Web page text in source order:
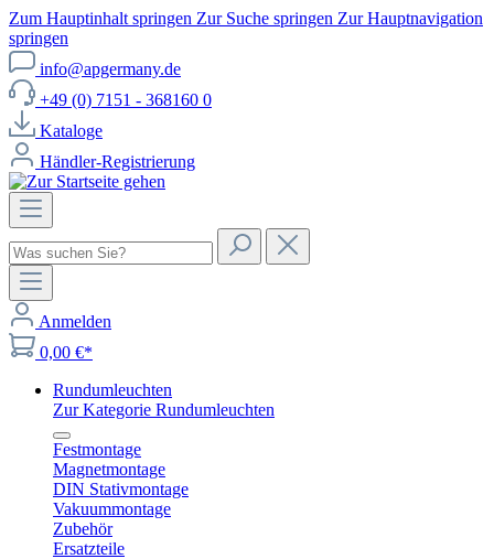
Zum Hauptinhalt springen Zur Suche springen Zur Hauptnavigation
springen
info@apgermany.de
+49 (0) 7151 - 368160 0
Kataloge
Händler-Registrierung
Anmelden
0,00 €*
Rundumleuchten
Zur Kategorie Rundumleuchten
Festmontage
Magnetmontage
DIN Stativmontage
Vakuummontage
Zubehör
Ersatzteile